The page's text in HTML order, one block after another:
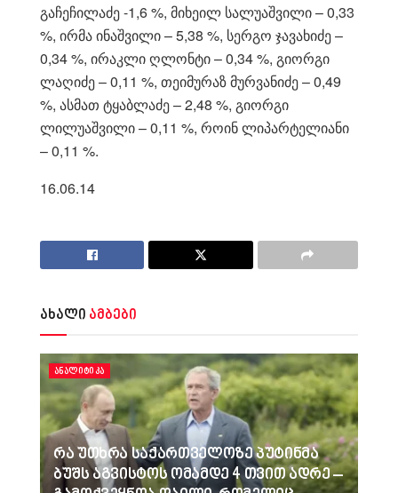
გაჩეჩილაძე -1,6 %, მიხეილ სალუაშვილი – 0,33
%, ირმა ინაშვილი – 5,38 %, სერგო ჯავახიძე –
0,34 %, ირაკლი ღლონტი – 0,34 %, გიორგი
ლაღიძე – 0,11 %, თეიმურაზ მურვანიძე – 0,49
%, ასმათ ტყაბლაძე – 2,48 %, გიორგი
ლილუაშვილი – 0,11 %, როინ ლიპარტელიანი
– 0,11 %.
16.06.14
ახალი ამბები
ᲐᲜᲐᲚᲘᲢᲘᲙᲐ
რა უთხრა საქართველოზე პუტინმა
ბუშს აგვისტოს ომამდე 4 თვით ადრე –